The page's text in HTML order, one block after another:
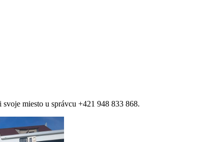
miesto u správcu +421 948 833 868.